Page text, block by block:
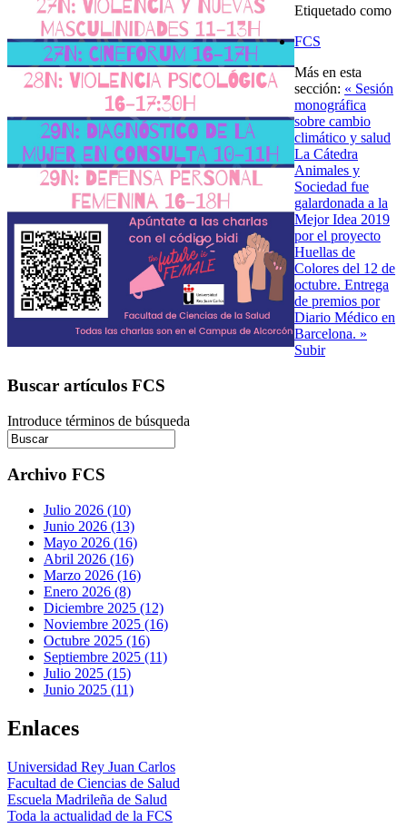
Etiquetado como
FCS
Más en esta
sección: « Sesión
monográfica
sobre cambio
climático y salud
La Cátedra
Animales y
Sociedad fue
galardonada a la
Mejor Idea 2019
por el proyecto
Huellas de
Colores del 12 de
octubre. Entrega
de premios por
Diario Médico en
Barcelona. »
Subir
Buscar artículos FCS
Introduce términos de búsqueda
Archivo FCS
Julio 2026 (10)
Junio 2026 (13)
Mayo 2026 (16)
Abril 2026 (16)
Marzo 2026 (16)
Enero 2026 (8)
Diciembre 2025 (12)
Noviembre 2025 (16)
Octubre 2025 (16)
Septiembre 2025 (11)
Julio 2025 (15)
Junio 2025 (11)
Enlaces
Universidad Rey Juan Carlos
Facultad de Ciencias de Salud
Escuela Madrileña de Salud
Toda la actualidad de la FCS